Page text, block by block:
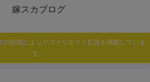
嫁スカブログ
依頼によりアフィリエイト広告を掲載していま
す。